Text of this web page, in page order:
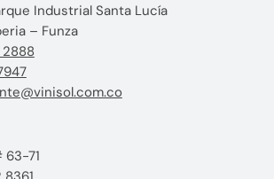
Industrial Santa Lucía
– Funza
2888
63-71